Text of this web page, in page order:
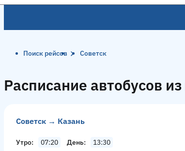
Поиск рейсов Советск
Расписание автобусов
Советск → Казань
Утро 07:20 День 13:30